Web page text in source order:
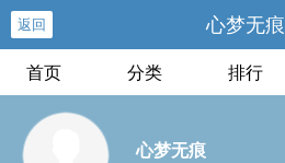
返回 心梦无痕
首页 分类 排行
心梦无痕